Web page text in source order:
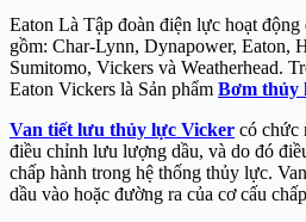
Eaton Là Tập đoàn điện lực hoạt
gồm: Char-Lynn, Dynapower, Eaton,
Sumitomo, Vickers và Weatherhead.
Eaton Vickers là Sản phẩm Bơm thủy
Van tiết lưu thủy lực Vicker có chức
điều chỉnh lưu lượng dầu, và do đó
chấp hành trong hệ thống thủy lực.
dầu vào hoặc đường ra của cơ cấu